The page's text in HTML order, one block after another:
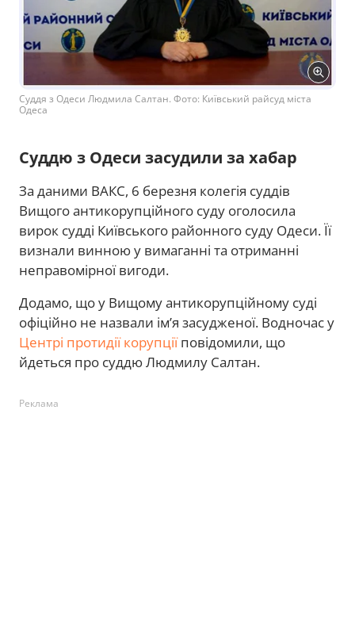
Суддя з Одеси Людмила Салтан. Фото: Київський райсуд міста
Одеса
Суддю з Одеси засудили за хабар
За даними ВАКС, 6 березня колегія суддів
Вищого антикорупційного суду оголосила
вирок судді Київського районного суду Одеси. Її
визнали винною у вимаганні та отриманні
неправомірної вигоди.
Додамо, що у Вищому антикорупційному суді
офіційно не назвали ім’я засудженої. Водночас у
Центрі протидії корупціїповідомили, що
йдеться про суддю Людмилу Салтан.
Реклама